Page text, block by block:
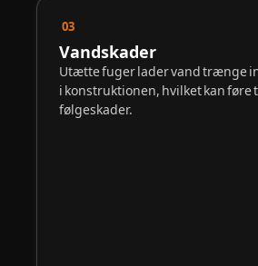
03
Vandskader
Utætte fuger lader vand trænge
i konstruktionen, hvilket kan føre
følgeskader.